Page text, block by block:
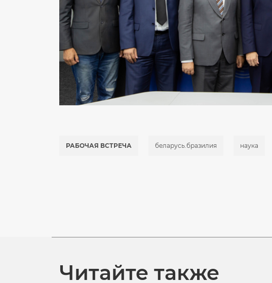
РАБОЧАЯ ВСТРЕЧА беларусь.бразилия наука
Читайте также